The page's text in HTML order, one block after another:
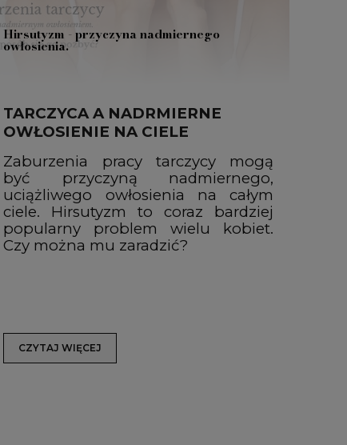
Hirsutyzm - przyczyna nadmiernego
owłosienia.
TARCZYCA A NADRMIERNE
OWŁOSIENIE NA CIELE
Zaburzenia pracy tarczycy mogą
być przyczyną nadmiernego,
uciążliwego owłosienia na całym
ciele. Hirsutyzm to coraz bardziej
popularny problem wielu kobiet.
Czy można mu zaradzić?
CZYTAJ WIĘCEJ